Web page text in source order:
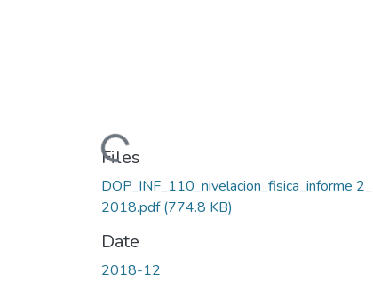
Loading...
Files
DOP_INF_110_nivelacion_fisica_informe 2_
2018.pdf(774.8 KB)
Date
2018-12